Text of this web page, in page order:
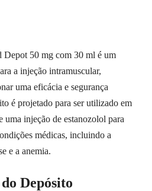
Depot 50 mg com 30 ml é um
a injeção intramuscular,
uma eficácia e segurança
é projetado para ser utilizado em
uma injeção de estanozolol para
médicas, incluindo a
e a anemia.
Depósito